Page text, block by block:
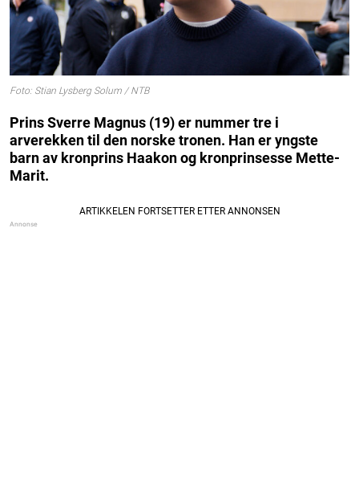
Foto: Stian Lysberg Solum / NTB
Prins Sverre Magnus (19) er nummer tre i
arverekken til den norske tronen. Han er yngste
barn av kronprins Haakon og kronprinsesse Mette-
Marit.